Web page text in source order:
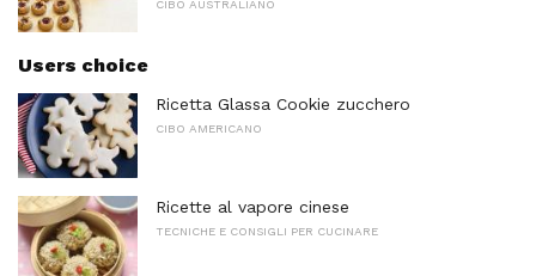
CIBO AUSTRALIANO
Users choice
Ricetta Glassa Cookie zucchero
CIBO AMERICANO
Ricette al vapore cinese
TECNICHE E CONSIGLI PER CUCINARE